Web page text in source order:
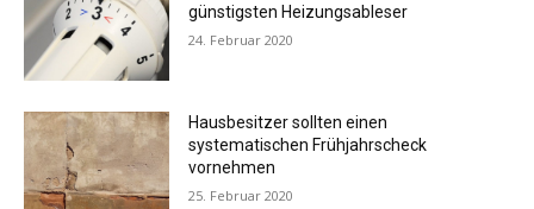
günstigsten Heizungsableser
24. Februar 2020
Hausbesitzer sollten einen
systematischen Frühjahrscheck
vornehmen
25. Februar 2020